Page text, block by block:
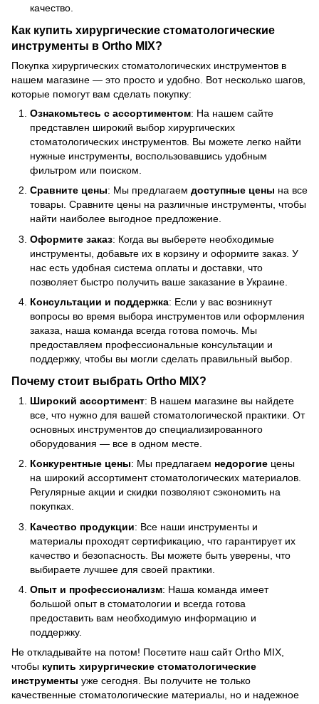
качество.
Как купить хирургические стоматологические
инструменты в Ortho MIX?
Покупка хирургических стоматологических инструментов в
нашем магазине — это просто и удобно. Вот несколько шагов,
которые помогут вам сделать покупку:
Ознакомьтесь с ассортиментом: На нашем сайте
представлен широкий выбор хирургических
стоматологических инструментов. Вы можете легко найти
нужные инструменты, воспользовавшись удобным
фильтром или поиском.
Сравните цены: Мы предлагаем доступные цены на все
товары. Сравните цены на различные инструменты, чтобы
найти наиболее выгодное предложение.
Оформите заказ: Когда вы выберете необходимые
инструменты, добавьте их в корзину и оформите заказ. У
нас есть удобная система оплаты и доставки, что
позволяет быстро получить ваше заказание в Украине.
Консультации и поддержка: Если у вас возникнут
вопросы во время выбора инструментов или оформления
заказа, наша команда всегда готова помочь. Мы
предоставляем профессиональные консультации и
поддержку, чтобы вы могли сделать правильный выбор.
Почему стоит выбрать Ortho MIX?
Широкий ассортимент: В нашем магазине вы найдете
все, что нужно для вашей стоматологической практики. От
основных инструментов до специализированного
оборудования — все в одном месте.
Конкурентные цены: Мы предлагаем недорогие цены
на широкий ассортимент стоматологических материалов.
Регулярные акции и скидки позволяют сэкономить на
покупках.
Качество продукции: Все наши инструменты и
материалы проходят сертификацию, что гарантирует их
качество и безопасность. Вы можете быть уверены, что
выбираете лучшее для своей практики.
Опыт и профессионализм: Наша команда имеет
большой опыт в стоматологии и всегда готова
предоставить вам необходимую информацию и
поддержку.
Не откладывайте на потом! Посетите наш сайт Ortho MIX,
чтобы купить хирургические стоматологические
инструменты уже сегодня. Вы получите не только
качественные стоматологические материалы, но и надежное